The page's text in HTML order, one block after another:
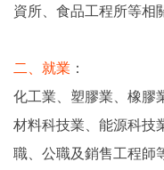
資所、食品工程所等相
二、就業 ：
化工業、塑膠業、橡膠
材料科技業、能源科技
職、公職及銷售工程師